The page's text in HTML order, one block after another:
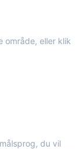
område, eller klik
du vil